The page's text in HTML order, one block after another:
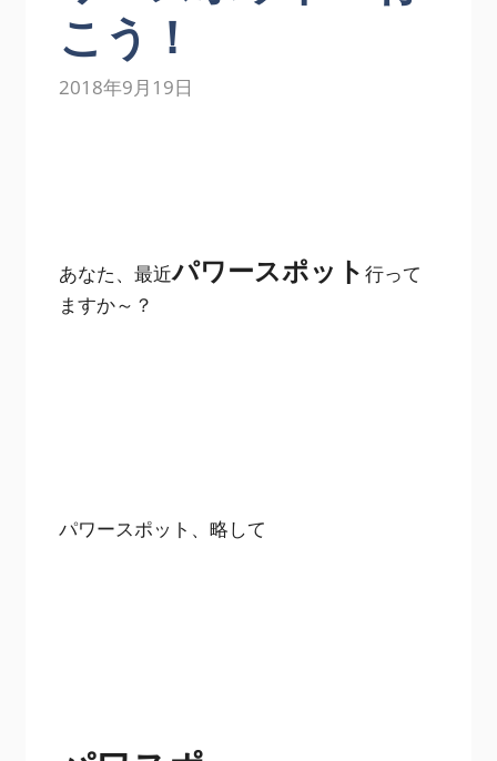
こう！
2018年9月19日
あなた、最近パワースポット行って
ますか～？
パワースポット、略して